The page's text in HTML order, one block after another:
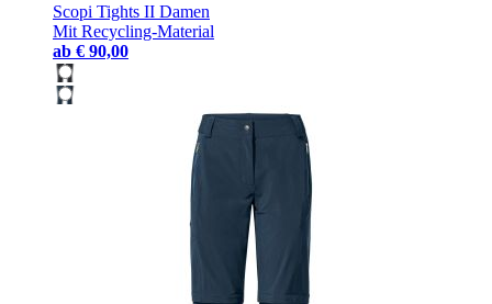
Scopi Tights II Damen
Mit Recycling-Material
ab € 90,00